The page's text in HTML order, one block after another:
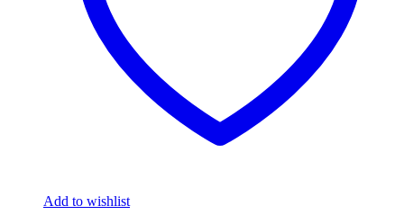
Add to wishlist